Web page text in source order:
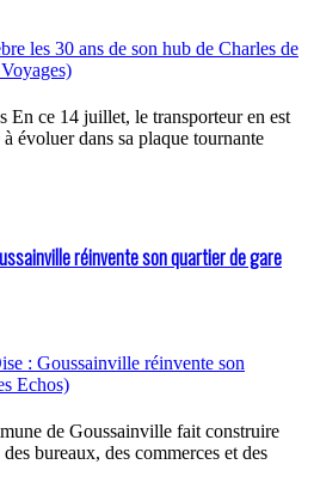
En ce 14 juillet, le transporteur en est
évoluer dans sa plaque tournante
réinvente son quartier de gare
de Goussainville fait construire
bureaux, des commerces et des